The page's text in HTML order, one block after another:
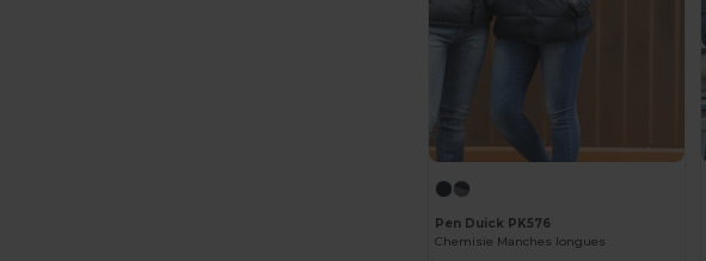
Pen Duick PK576
Chemisie Manches longues